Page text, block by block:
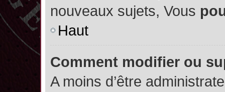
nouveaux sujets, Vous
Haut
Comment modifier ou
A moins d’être